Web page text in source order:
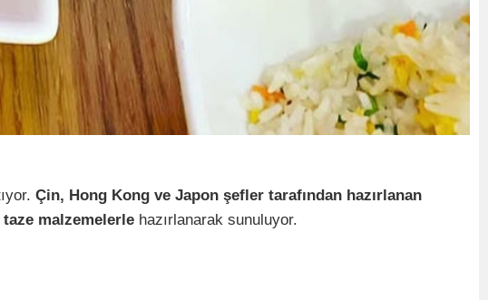
Çin, Hong Kong ve Japon şefler tarafından hazırlanan
malzemelerle hazırlanarak sunuluyor.